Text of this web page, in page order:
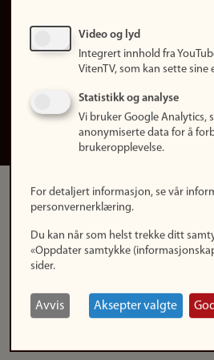
Tilgjengelighetserklæring
Rediger din ansattside
English
Video og lyd
Integrert innhold fra
VitenTV, som kan sette
Statistikk og analyse
Vi bruker Google Analytics,
anonymiserte data for å
brukeropplevelse.
For detaljert informasjon, se vår
personvernerklæring.
Du kan når som helst trekke ditt
«Oppdater samtykke
sider.
Avvis Aksepter valgte